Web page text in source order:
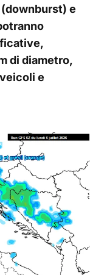
e
di diametro,
e